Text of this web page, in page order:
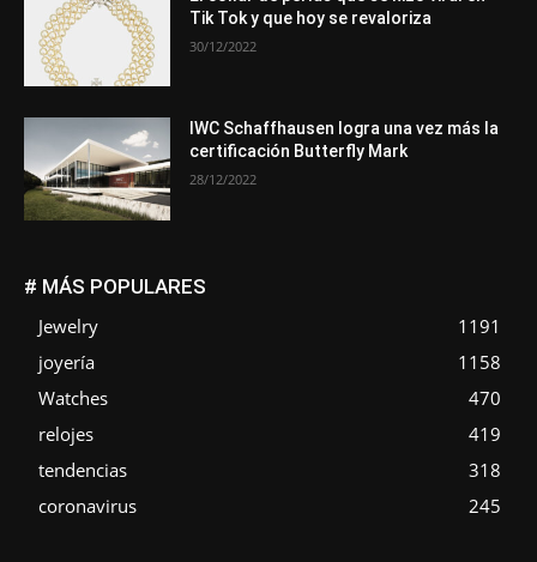
Tik Tok y que hoy se revaloriza
30/12/2022
IWC Schaffhausen logra una vez más la
certificación Butterfly Mark
28/12/2022
# MÁS POPULARES
Jewelry
1191
joyería
1158
Watches
470
relojes
419
tendencias
318
coronavirus
245